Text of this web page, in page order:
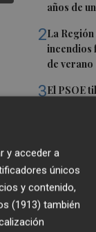
años de
2La
incendios
de verano
3El PSOE
tengan
4
el
mejoras
5La
y acceder a
únicos
y contenido,
(1913) también